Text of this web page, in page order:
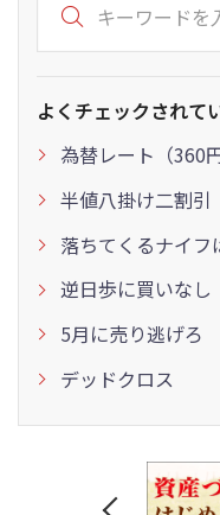
よくチェックされて
為替レート（360
半値八掛け二割引
落ちてくるナイフ
逆日歩に買いなし
5月に売り逃げろ
デッドクロス